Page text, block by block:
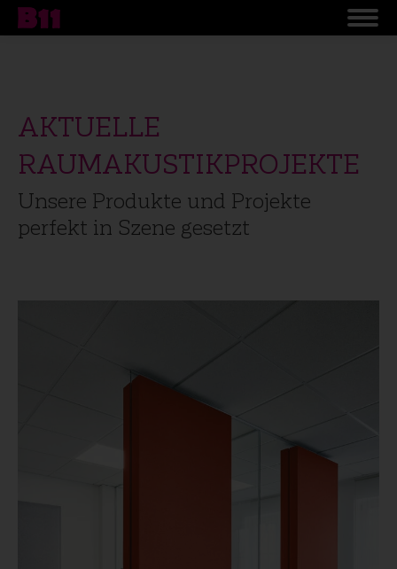
AKTUELLE
RAUMAKUSTIKPROJEKTE
Unsere Produkte und Projekte
perfekt in Szene gesetzt